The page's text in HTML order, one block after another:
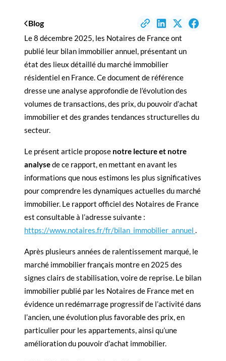
Blog
Le 8 décembre 2025, les Notaires de France ont
publié leur bilan immobilier annuel, présentant un
état des lieux détaillé du marché immobilier
résidentiel en France. Ce document de référence
dresse une analyse approfondie de l’évolution des
volumes de transactions, des prix, du pouvoir d’achat
immobilier et des grandes tendances structurelles du
secteur.
Le présent article propose notre lecture et notre
analysede ce rapport, en mettant en avant les
informations que nous estimons les plus significatives
pour comprendre les dynamiques actuelles du marché
immobilier. Le rapport officiel des Notaires de France
est consultable à l’adresse suivante :
https://www.notaires.fr/fr/bilan_immobilier_annuel .
Après plusieurs années de ralentissement marqué, le
marché immobilier français montre en 2025 des
signes clairs de stabilisation, voire de reprise. Le bilan
immobilier publié par les Notaires de France met en
évidence un redémarrage progressif de l’activité dans
l’ancien, une évolution plus favorable des prix, en
particulier pour les appartements, ainsi qu’une
amélioration du pouvoir d’achat immobilier.